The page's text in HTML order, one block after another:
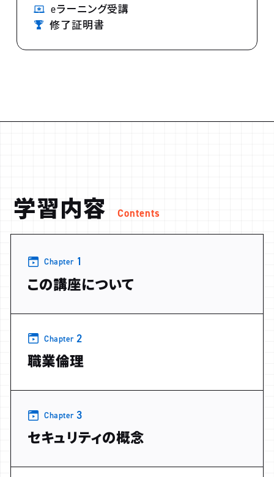
eラーニング受講
修了証明書
学習内容 Contents
Chapter 1
この講座について
Chapter 2
職業倫理
Chapter 3
セキュリティの概念